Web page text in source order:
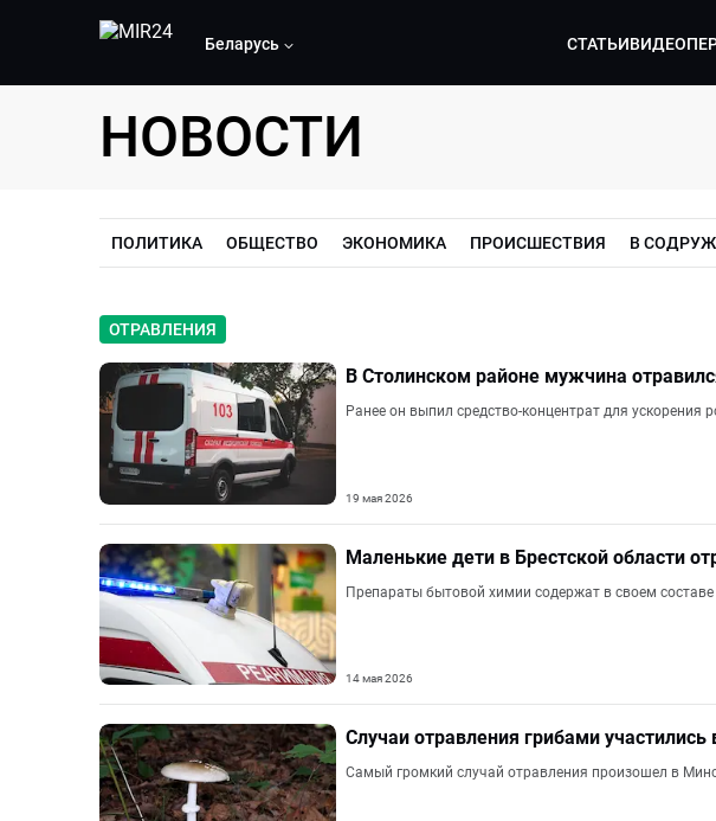
Беларусь СТАТЬИВИДЕО
НОВОСТИ
ПОЛИТИКА ОБЩЕСТВО ЭКОНОМИКА ПРОИСШЕСТВИЯ В
ОТРАВЛЕНИЯ
В Столинском районе мужчина
Ранее он выпил средство-концентрат для ускорения
19 мая 2026
Маленькие дети в Брестской области
Препараты бытовой химии содержат в своем
14 мая 2026
Случаи отравления грибами участились
Самый громкий случай отравления произошел в